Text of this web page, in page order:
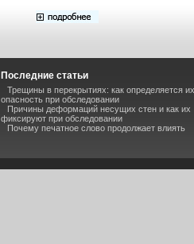
Последние статьи
Трещины в перекрытиях: как определяется их
опасность при обследовании
Причины деформаций несущих стен и как их
фиксируют при обследовании
Почему печатное слово продолжает влиять